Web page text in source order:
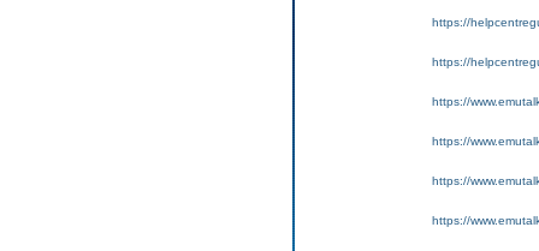
https://
https://
https://
https://
https://
https://